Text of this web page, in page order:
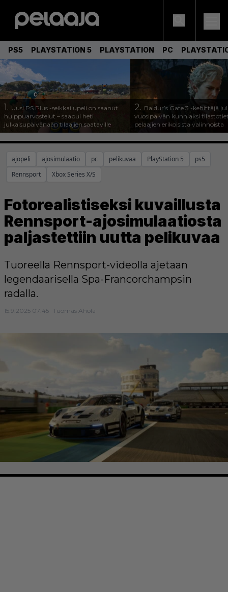
PS5 PLAYSTATION 5 PLAYSTATION PC
1. Uusi PS Plus -seikkailupeli on saanut
huippuarvostelut – saapui heti
julkaisupäivänään tilaajien saataville
2. Baldur’s Gate 3 -kehittäjä
vuosipäivän kunniaksi
pelaajien erikoisista valinnoista
ajopeli ajosimulaatio pc pelikuvaa PlayStation 5
ps5
Rennsport
Xbox Series X/S
Fotorealistiseksi kuvaillusta
Rennsport-ajosimulaatiosta
paljastettiin uutta pelikuvaa
Tuoreella Rennsport-videolla ajetaan
legendaarisella Spa-Francorchampsin
radalla.
15.9.2025 07:45 Tuomas Ahola